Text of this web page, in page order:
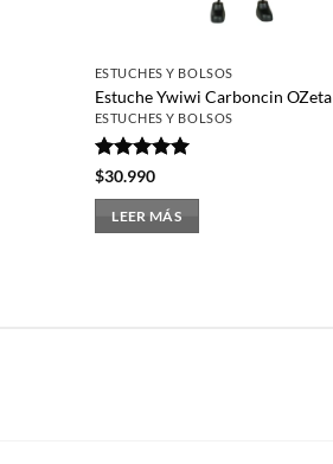
ESTUCHES Y BOLSOS
Estuche Ywiwi Carboncin OZeta
ESTUCHES Y BOLSOS
Valorado
$30.990
LEER MÁS